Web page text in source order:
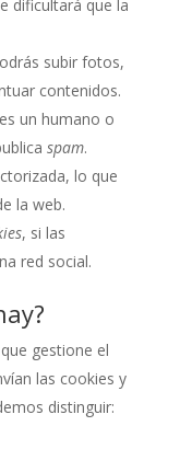
dificultará que la
subir fotos,
contenidos.
un humano o
spam.
lo que
la web.
, si las
red social.
gestione el
las cookies y
distinguir: